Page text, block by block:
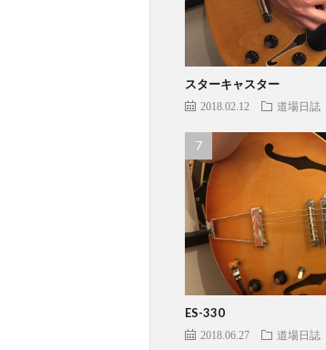
スターキャスター
2018.02.12 道場日誌
ES-330
2018.06.27 道場日誌